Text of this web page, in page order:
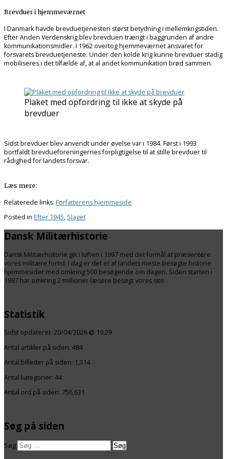
Brevduer i hjemmeværnet
I Danmark havde brevduetjenesten størst betydning i mellemkrigstiden.
Efter Anden Verdenskrig blev brevduen trængt i baggrunden af andre
kommunikationsmidler. I 1962 overtog hjemmeværnet ansvaret for
forsvarets brevduetjeneste. Under den kolde krig kunne brevduer stadig
mobiliseres i det tilfælde af, at al andet kommunikation brød sammen.
Plaket med opfordring til ikke at skyde på
brevduer
Sidst brevduer blev anvendt under øvelse var i 1984. Først i 1993
bortfaldt brevdueforeningernes forpligtigelse til at stille brevduer til
rådighed for landets forsvar.
Læs mere:
Relaterede links: Forfatterens hjemmeside
Posted in Efter 1945, Slaget
Dansk Militærhistorie
Dansk Militærhistorie gik i luften i 1997 med det formål at præsentere
vores militære fortid. I dag er det et af landets meste besøgte historie
hjemmesider med omkring 500 besøgende om dagen. Siden starten i
1997 har omkring 2 millioner læsere besøgt vores site.
Statistik
Sidst opdateret: 20/04/2026 @ 19:29
Antal artikler på siden: 484
Antal billeder på siden: 1,314
Antal kategorier: 44
Antal ord på siden: 756,631
Søg på siden
Søg